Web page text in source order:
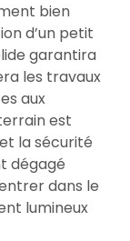
bien
d’un petit
garantira
les travaux
aux
est
la sécurité
dégagé
dans le
lumineux